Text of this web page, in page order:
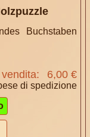
Buchstaben
6,00 €
di spedizione